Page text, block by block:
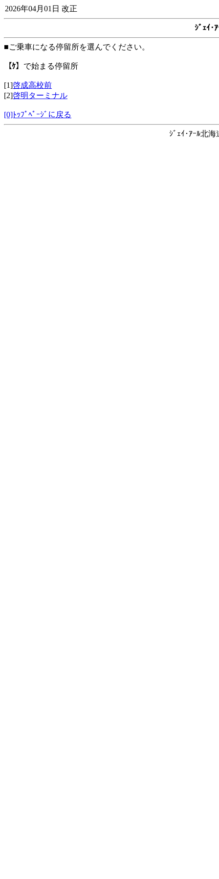
2026年04月01日 改正
ｼﾞｪｲ･
■ご乗車になる停留所を選んでください。
【ｹ】 で始まる停留所
[1]啓成高校前
[2]啓明ターミナル
[0]ﾄｯﾌﾟﾍﾟｰｼﾞに戻る
ｼﾞｪｲ･ｱｰﾙ北